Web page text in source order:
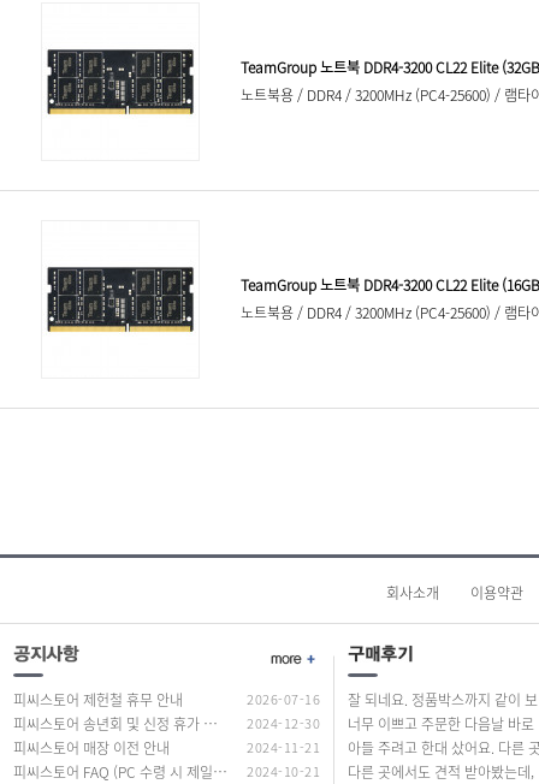
회사소개 이용약관
피씨스토어 제헌철 휴무 안내 2026-07-16
피씨스토어 송년회 및 신정 휴가 안내 2024-12-30
피씨스토어 매장 이전 안내 2024-11-21
피씨스토어 FAQ (PC 수령 시 제일 많이 하는 질문 답변) 2024-10-21